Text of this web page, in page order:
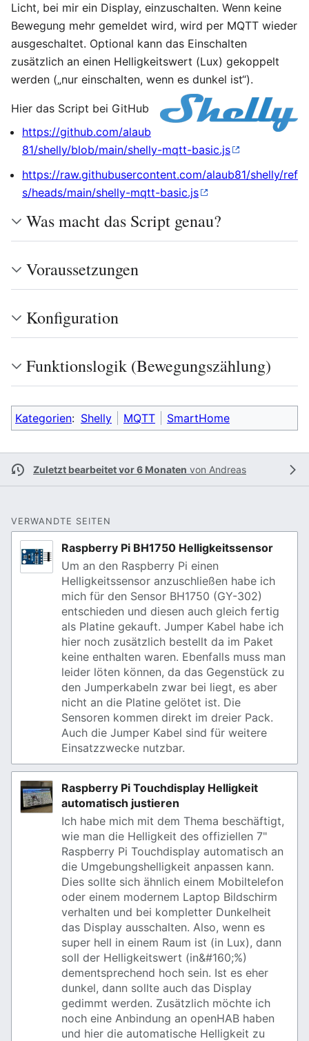
Licht, bei mir ein Display, einzuschalten. Wenn keine
Bewegung mehr gemeldet wird, wird per MQTT wieder
ausgeschaltet. Optional kann das Einschalten
zusätzlich an einen Helligkeitswert (Lux) gekoppelt
werden („nur einschalten, wenn es dunkel ist“).
Hier das Script bei GitHub
https://github.com/alaub
81/shelly/blob/main/shelly-mqtt-basic.js
https://raw.githubusercontent.com/alaub81/shelly/ref
s/heads/main/shelly-mqtt-basic.js
Was macht das Script genau?
Voraussetzungen
Konfiguration
Funktionslogik (Bewegungszählung)
Kategorien: Shelly MQTT SmartHome
Zuletzt bearbeitet vor 6 Monaten von Andreas
VERWANDTE SEITEN
Raspberry Pi BH1750 Helligkeitssensor
Um an den Raspberry Pi einen
Helligkeitssensor anzuschließen habe ich
mich für den Sensor BH1750 (GY-302)
entschieden und diesen auch gleich fertig
als Platine gekauft. Jumper Kabel habe ich
hier noch zusätzlich bestellt da im Paket
keine enthalten waren. Ebenfalls muss man
leider löten können, da das Gegenstück zu
den Jumperkabeln zwar bei liegt, es aber
nicht an die Platine gelötet ist. Die
Sensoren kommen direkt im dreier Pack.
Auch die Jumper Kabel sind für weitere
Einsatzzwecke nutzbar.
Raspberry Pi Touchdisplay Helligkeit
automatisch justieren
Ich habe mich mit dem Thema beschäftigt,
wie man die Helligkeit des offiziellen 7"
Raspberry Pi Touchdisplay automatisch an
die Umgebungshelligkeit anpassen kann.
Dies sollte sich ähnlich einem Mobiltelefon
oder einem modernem Laptop Bildschirm
verhalten und bei kompletter Dunkelheit
das Display ausschalten. Also, wenn es
super hell in einem Raum ist (in Lux), dann
soll der Helligkeitswert (in&#160;%)
dementsprechend hoch sein. Ist es eher
dunkel, dann sollte auch das Display
gedimmt werden. Zusätzlich möchte ich
noch eine Anbindung an openHAB haben
und hier die automatische Helligkeit zu